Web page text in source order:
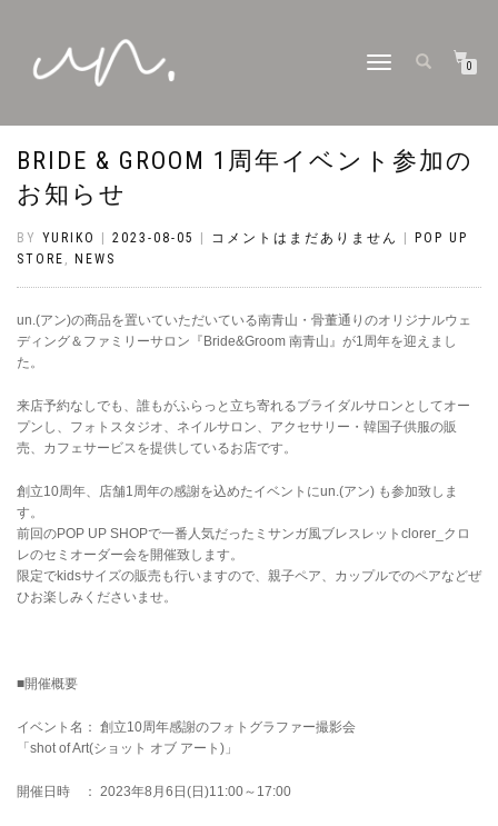
ナ
ョ
ン
替
0
BRIDE & GROOM 1周年イベント参加の
お知らせ
BY YURIKO 2023-08-05 コメントはまだありません
POP UP
STORE , NEWS
un.(アン)の商品を置いていただいている南青山・骨董通りのオリジナルウェ
ディング＆ファミリーサロン『Bride&Groom 南青山』が1周年を迎えまし
た。
来店予約なしでも、誰もがふらっと立ち寄れるブライダルサロンとしてオー
プンし、フォトスタジオ、ネイルサロン、アクセサリー・韓国子供服の販
売、カフェサービスを提供しているお店です。
創立10周年、店舗1周年の感謝を込めたイベントにun.(アン) も参加致しま
す。
前回のPOP UP SHOPで一番人気だったミサンガ風ブレスレットclorer_クロ
レのセミオーダー会を開催致します。
限定でkidsサイズの販売も行いますので、親子ペア、カップルでのペアなどぜ
ひお楽しみくださいませ。
■開催概要
イベント名： 創立10周年感謝のフォトグラファー撮影会
「shot of Art(ショット オブ アート)」
開催日時 ： 2023年8月6日(日)11:00～17:00